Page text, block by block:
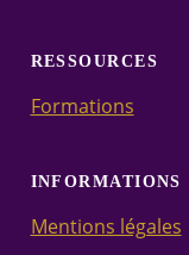
RESSOURCES
Formations
INFORMATIONS
Mentions légales